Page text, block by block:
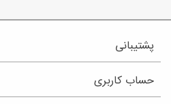
پشتیبانی
حساب کاربری